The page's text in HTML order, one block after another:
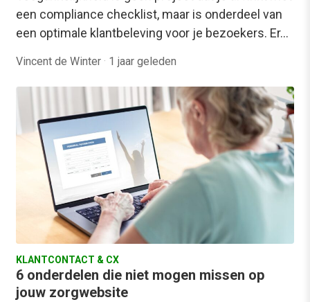
een compliance checklist, maar is onderdeel van
een optimale klantbeleving voor je bezoekers. Er…
Vincent de Winter · 1 jaar geleden
KLANTCONTACT & CX
6 onderdelen die niet mogen missen op
jouw zorgwebsite